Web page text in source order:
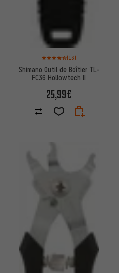
Note moyenne : 4,5 sur 5
(13)
Shimano Outil de Boîtier TL-
FC36 Hollowtech II
25,99€
7 avis